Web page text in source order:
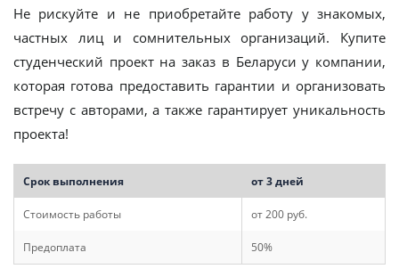
Не рискуйте и не приобретайте работу у знакомых,
частных лиц и сомнительных организаций. Купите
студенческий проект на заказ в Беларуси у компании,
которая готова предоставить гарантии и организовать
встречу с авторами, а также гарантирует уникальность
проекта!
Срок выполнения от 3 дней
Стоимость работы от 200 руб.
Предоплата 50%